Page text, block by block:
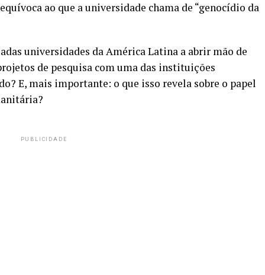
ao que a universidade chama de “genocídio da
universidades da América Latina a abrir mão de
de pesquisa com uma das instituições
E, mais importante: o que isso revela sobre o papel
PUBLICIDADE